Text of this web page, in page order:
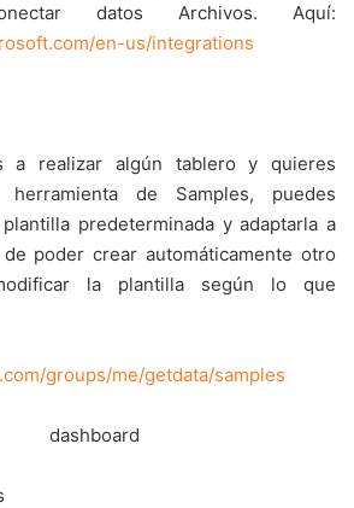
datos Archivos. Aquí:
en-us/integrations
a realizar algún tablero y quieres
de Samples, puedes
predeterminada y adaptarla a
poder crear automáticamente otro
la plantilla según lo que
groups/me/getdata/samples